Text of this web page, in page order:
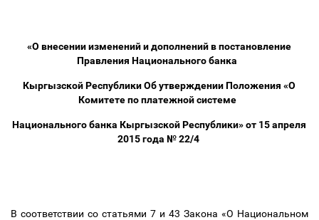
«О внесении изменений и дополнений в постановление
Правления Национального банка
Кыргызской Республики Об утверждении Положения «О
Комитете по платежной системе
Национального банка Кыргызской Республики» от 15 апреля
2015 года № 22/4
В соответствии со статьями 7 и 43 Закона «О Национальном